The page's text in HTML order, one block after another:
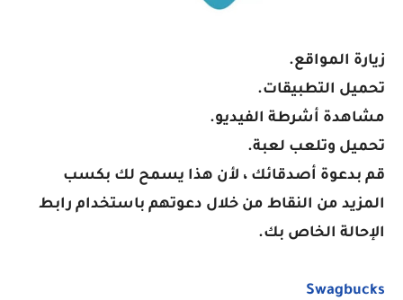
زيارة المواقع.
تحميل التطبيقات.
مشاهدة أشرطة الفيديو.
تحميل وتلعب لعبة.
قم بدعوة أصدقائك ، لأن هذا يسمح لك بكسب
المزيد من النقاط من خلال دعوتهم باستخدام رابط
الإحالة الخاص بك.
Swagbucks